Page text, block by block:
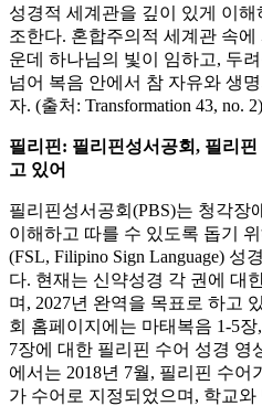
성경적 세계관을 깊이 있게 이
조한다. 혼합주의적 세계관 속
운데 하나님의 빛이 임하고, 두
넘어 복음 안에서 참 자유와 생
자. (출처: Transformation 43, no. 2)
필리핀: 필리핀성서공회, 필리
고 있어
필리핀성서공회(PBS)는 청각장
이해하고 따를 수 있도록 돕기
(FSL, Filipino Sign Language) 성
다. 현재는 신약성경 각 권에 대
며, 2027년 완역을 목표로 하고
회 홈페이지에는 마태복음 1-5
7장에 대한 필리핀 수어 성경 영
에서는 2018년 7월, 필리핀 수
가 수어로 지정되었으며, 학교